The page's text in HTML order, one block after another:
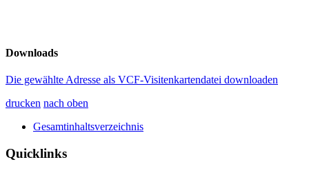
Downloads
Die gewählte Adresse als VCF-Visitenkartendatei downloaden
drucken nach oben
Gesamtinhaltsverzeichnis
Quicklinks